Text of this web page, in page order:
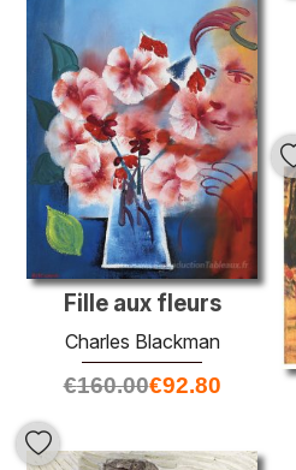
Fille aux fleurs
Charles Blackman
€160.00€92.80